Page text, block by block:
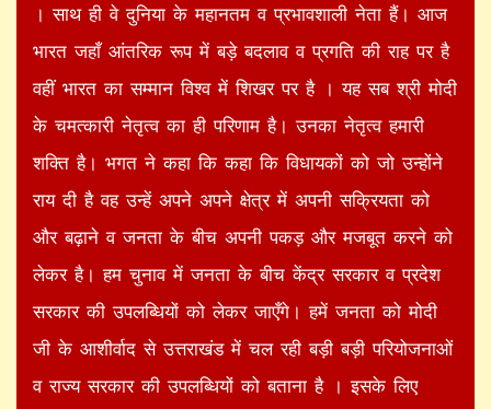
। साथ ही वे दुनिया के महानतम व प्रभावशाली नेता हैं। आज
भारत जहाँ आंतरिक रूप में बड़े बदलाव व प्रगति की राह पर है
वहीं भारत का सम्मान विश्व में शिखर पर है । यह सब श्री मोदी
के चमत्कारी नेतृत्व का ही परिणाम है। उनका नेतृत्व हमारी
शक्ति है। भगत ने कहा कि कहा कि विधायकों को जो उन्होंने
राय दी है वह उन्हें अपने अपने क्षेत्र में अपनी सक्रियता को
और बढ़ाने व जनता के बीच अपनी पकड़ और मजबूत करने को
लेकर है। हम चुनाव में जनता के बीच केंद्र सरकार व प्रदेश
सरकार की उपलब्धियों को लेकर जाएँगे। हमें जनता को मोदी
जी के आशीर्वाद से उत्तराखंड में चल रही बड़ी बड़ी परियोजनाओं
व राज्य सरकार की उपलब्धियों को बताना है । इसके लिए